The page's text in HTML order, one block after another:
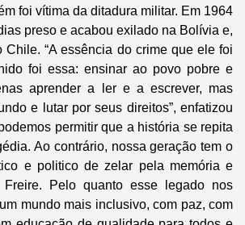
foi vítima da ditadura militar. Em 1964
preso e acabou exilado na Bolívia e,
Chile. “A essência do crime que ele foi
foi essa: ensinar ao povo pobre e
aprender a ler e a escrever, mas
e lutar por seus direitos”, enfatizou
permitir que a história se repita
Ao contrário, nossa geração tem o
e politico de zelar pela memória e
Freire. Pelo quanto esse legado nos
mundo mais inclusivo, com paz, com